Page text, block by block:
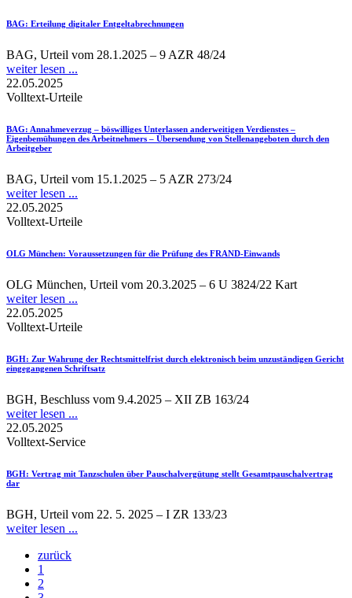
BAG: Erteilung digitaler Entgeltabrechnungen
BAG, Urteil vom 28.1.2025 – 9 AZR 48/24
weiter lesen ...
22.05.2025
Volltext-Urteile
BAG: Annahmeverzug – böswilliges Unterlassen anderweitigen Verdienstes –
Eigenbemühungen des Arbeitnehmers – Übersendung von Stellenangeboten durch den
Arbeitgeber
BAG, Urteil vom 15.1.2025 – 5 AZR 273/24
weiter lesen ...
22.05.2025
Volltext-Urteile
OLG München: Voraussetzungen für die Prüfung des FRAND-Einwands
OLG München, Urteil vom 20.3.2025 – 6 U 3824/22 Kart
weiter lesen ...
22.05.2025
Volltext-Urteile
BGH: Zur Wahrung der Rechtsmittelfrist durch elektronisch beim unzuständigen Gericht
eingegangenen Schriftsatz
BGH, Beschluss vom 9.4.2025 – XII ZB 163/24
weiter lesen ...
22.05.2025
Volltext-Service
BGH: Vertrag mit Tanzschulen über Pauschalvergütung stellt Gesamtpauschalvertrag
dar
BGH, Urteil vom 22. 5. 2025 – I ZR 133/23
weiter lesen ...
zurück
1
2